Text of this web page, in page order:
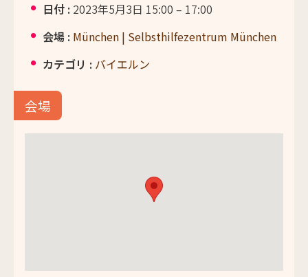
日付 : 2023年5月3日 15:00 – 17:00
会場 : München | Selbsthilfezentrum München
カテゴリ : バイエルン
会場